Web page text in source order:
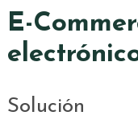
E-
Solución